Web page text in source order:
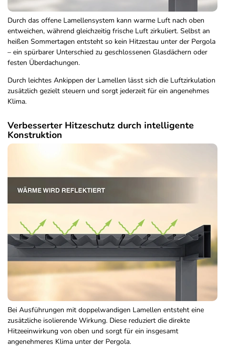
Durch das offene Lamellensystem kann warme Luft nach oben
entweichen, während gleichzeitig frische Luft zirkuliert. Selbst an
heißen Sommertagen entsteht so kein Hitzestau unter der Pergola
– ein spürbarer Unterschied zu geschlossenen Glasdächern oder
festen Überdachungen.
Durch leichtes Ankippen der Lamellen lässt sich die Luftzirkulation
zusätzlich gezielt steuern und sorgt jederzeit für ein angenehmes
Klima.
Verbesserter Hitzeschutz durch intelligente
Konstruktion
Bei Ausführungen mit doppelwandigen Lamellen entsteht eine
zusätzliche isolierende Wirkung. Diese reduziert die direkte
Hitzeeinwirkung von oben und sorgt für ein insgesamt
angenehmeres Klima unter der Pergola.